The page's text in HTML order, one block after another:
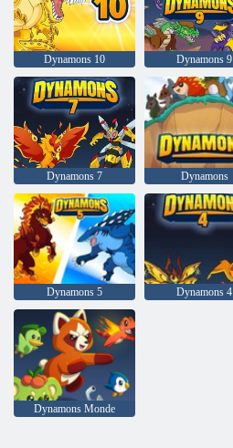
Dynamons 10 Dynamons 9
Dynamons 7 Dynamons
Dynamons 5 Dynamons 4
Dynamons Monde